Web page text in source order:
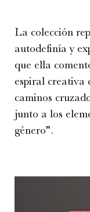
La colección
autodefinía y
que ella
espiral creativa
caminos
junto a los
género”.